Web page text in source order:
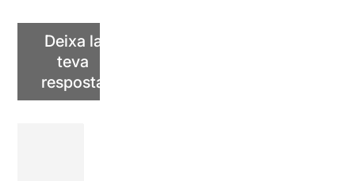
Deixa la
teva
resposta